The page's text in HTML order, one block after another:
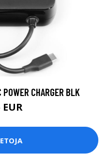
CHARGER BLK
EUR